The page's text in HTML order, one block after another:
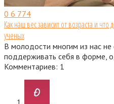
0 6 774
Как наш вес зависит от возраста и
ученых
В молодости многим из нас не
поддерживать себя в форме,
Комментариев: 1